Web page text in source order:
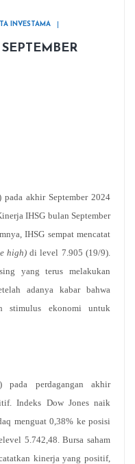
INVESTAMA
pada akhir September 2024
IHSG bulan September
IHSG sempat mencatat
high)di level 7.905 (19/9).
yang terus melakukan
adanya kabar bahwa
stimulus ekonomi untuk
pada perdagangan akhir
Indeks Dow Jones naik
menguat 0,38% ke posisi
5.742,48. Bursa saham
kinerja yang positif,